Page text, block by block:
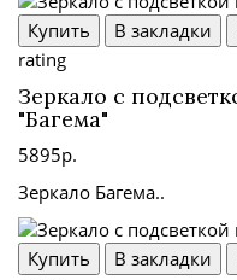
Купить В закладки
rating
Зеркало с
"Багема"
5895р.
Зеркало Багема..
Купить В закладки